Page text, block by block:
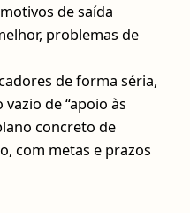
de saída
problemas de
de forma séria,
de “apoio às
concreto de
com metas e prazos